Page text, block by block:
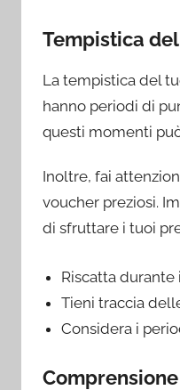
Tempistica
La tempistica del
hanno periodi di
questi momenti
Inoltre, fai
voucher preziosi.
di sfruttare i tuoi
Riscatta
Tieni traccia
Considera i